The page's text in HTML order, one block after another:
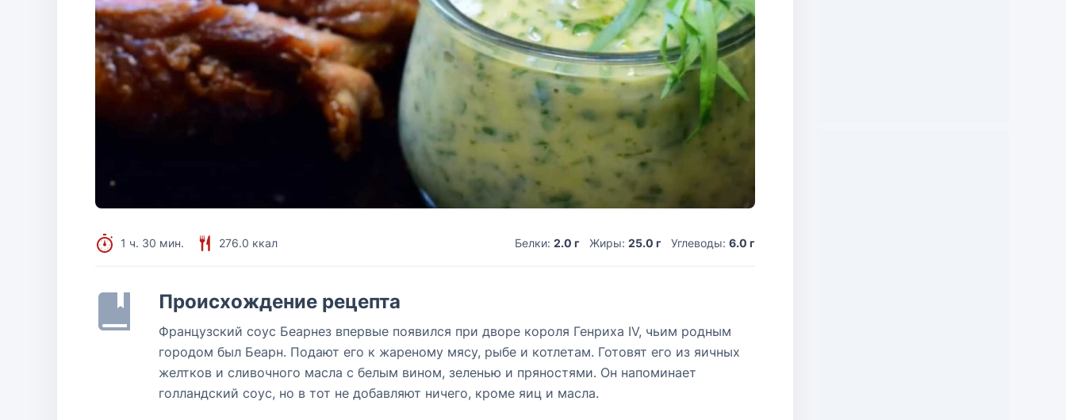
1 ч. 30 мин. 276.0 ккал Белки: 2.0 г Жиры: 25.0 г Углеводы: 6.0 г
Происхождение рецепта
Французский соус Беарнез впервые появился при дворе короля Генриха IV, чьим родным
городом был Беарн. Подают его к жареному мясу, рыбе и котлетам. Готовят его из яичных
желтков и сливочного масла с белым вином, зеленью и пряностями. Он напоминает
голландский соус, но в тот не добавляют ничего, кроме яиц и масла.